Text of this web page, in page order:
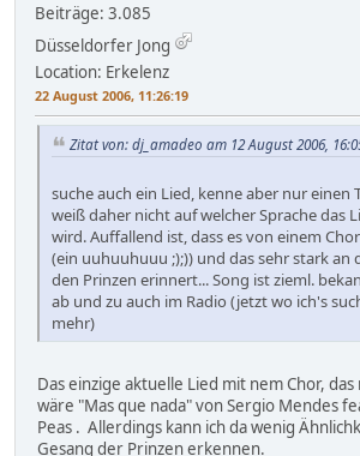
Beiträge: 3.085
Düsseldorfer Jong
Location: Erkelenz
22 August 2006, 11:26:19
Zitat von: dj_amadeo am 12 August 2006,
suche auch ein Lied, kenne aber nur einen
weiß daher nicht auf welcher Sprache das
wird. Auffallend ist, dass es von einem
(ein uuhuuhuuu ;);)) und das sehr stark an
den Prinzen erinnert... Song ist zieml.
ab und zu auch im Radio (jetzt wo ich's
mehr)
Das einzige aktuelle Lied mit nem Chor,
wäre "Mas que nada" von Sergio Mendes
Peas . Allerdings kann ich da wenig
Gesang der Prinzen erkennen.